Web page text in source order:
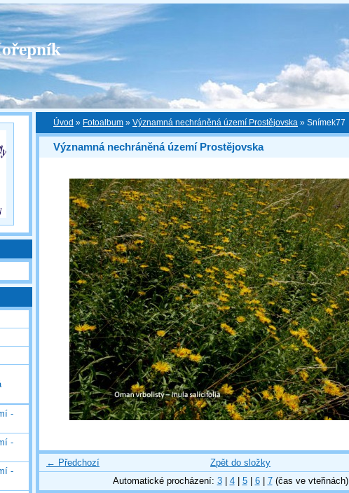
Úvod » Fotoalbum » Významná nechráněná území Prostějovska » Snímek77
Významná nechráněná území Prostějovska
← Předchozí
Zpět do složky
Automatické procházení: 3| 4| 5| 6| 7(čas ve vteřinách)
-
-
-